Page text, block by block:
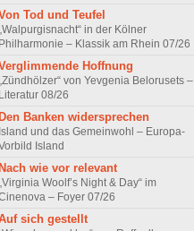
Tod und Teufel
„Walpurgisnacht“ in der Kölner
Philharmonie – Klassik am Rhein 07/26
Hoffnung
„Zündhölzer“ von Yevgenia Belorusets –
Literatur 08/26
Den Banken widersprechen
Island und das Gemeinwohl – Europa-
Island
Nach wie vor relevant
„Virginia Woolf’s Night & Day“ im
– Foyer 07/26
sich gestellt